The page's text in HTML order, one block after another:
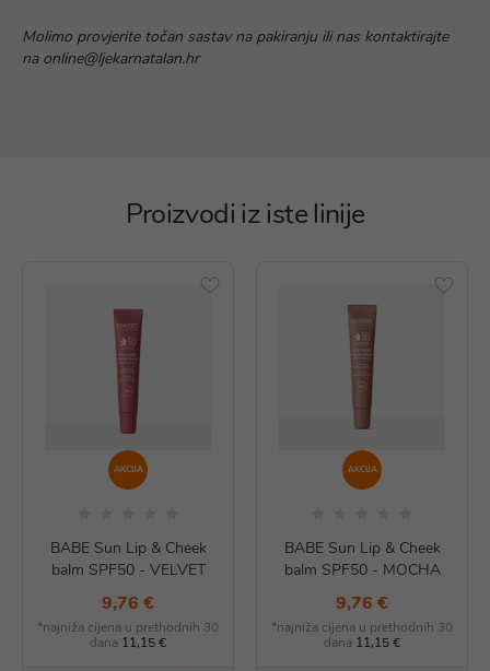
Molimo provjerite točan sastav na pakiranju ili nas kontaktirajte
na online@ljekarnatalan.hr
Proizvodi iz iste linije
AKCIJA
BABE Sun Lip & Cheek
balm SPF50 - VELVET
9,76 €
*najniža cijena u prethodnih 30
dana 11,15 €
AKCIJA
BABE Sun Lip & Cheek
balm SPF50 - MOCHA
9,76 €
*najniža cijena u prethodnih 30
dana 11,15 €